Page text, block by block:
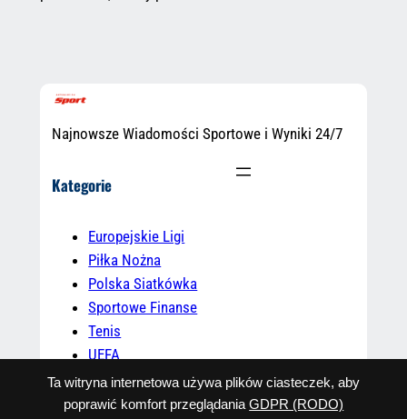
Ta witryna internetowa używa plików ciasteczek, aby
poprawić komfort przeglądania GDPR (RODO)
Najnowsze Wiadomości Sportowe i Wyniki 24/7
Kategorie
Europejskie Ligi
Piłka Nożna
Polska Siatkówka
Sportowe Finanse
Tenis
UEFA
Uncategorized